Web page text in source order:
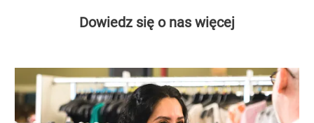
Dowiedz się o nas więcej